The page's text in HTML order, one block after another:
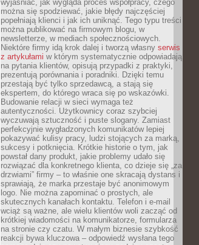
wyjaśniać, jak wygląda proces współpracy, czego
można się spodziewać, jakie błędy najczęściej
popełniają klienci i jak ich uniknąć. Tego typu treści
można publikować na firmowym blogu, w
newsletterze, w mediach społecznościowych.
Niektóre firmy idą krok dalej i tworzą własny serwis
z artykułami w którym systematycznie odpowiadają
na pytania klientów, opisują przypadki z praktyki,
prezentują porównania i poradniki. Dzięki temu
przestają być tylko sprzedawcą, a stają się
ekspertem, do którego wraca się po wskazówki.
Budowanie relacji w sieci wymaga też
autentyczności. Użytkownicy coraz szybciej
wyczuwają sztuczność i puste slogany. Zamiast
perfekcyjnie wygładzonych komunikatów lepiej
pokazywać kulisy pracy, ludzi stojących za marką,
sukcesy i potknięcia. Krótkie historie o tym, jak
powstał dany produkt, jakie problemy udało się
rozwiązać dla konkretnego klienta, co dzieje się „za
drzwiami” firmy – to właśnie one skracają dystans i
sprawiają, że marka przestaje być anonimowym
logo. Nie można zapominać o prostych, ale
skutecznych kanałach kontaktu. Telefon i e-mail
wciąż są ważne, ale wielu klientów woli zacząć od
krótkiej wiadomości na komunikatorze, formularza
na stronie czy czatu. W małym biznesie szybkość
reakcji bywa kluczowa – odpowiedź wysłana tego